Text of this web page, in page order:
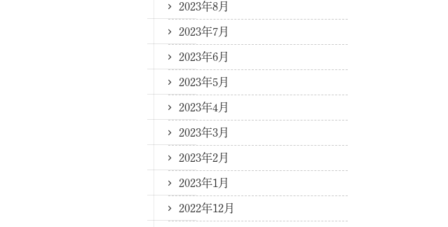
2023年8月
2023年7月
2023年6月
2023年5月
2023年4月
2023年3月
2023年2月
2023年1月
2022年12月